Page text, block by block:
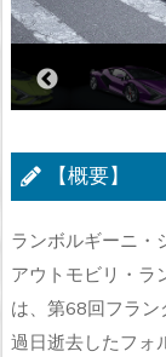
【概要】
ランボルギーニ・
アウトモビリ・ラ
は、第68回フラン
過日逝去したフォ